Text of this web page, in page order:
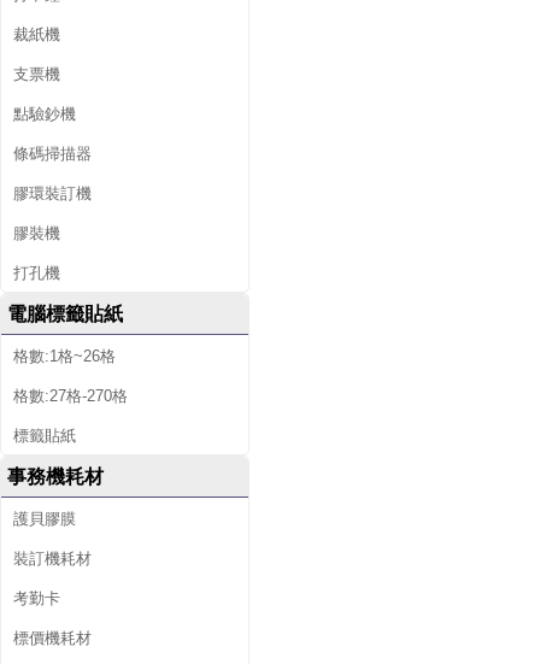
裁紙機
支票機
點驗鈔機
條碼掃描器
膠環裝訂機
膠裝機
打孔機
電腦標籤貼紙
格數:1格~26格
格數:27格-270格
標籤貼紙
事務機耗材
護貝膠膜
裝訂機耗材
考勤卡
標價機耗材